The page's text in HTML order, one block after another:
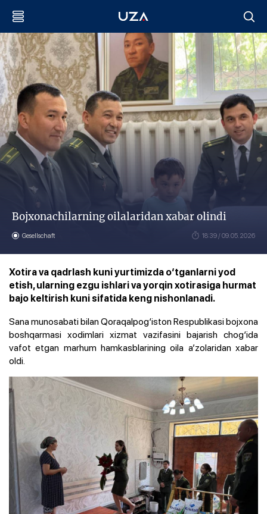
Bojxonachilarning oilalaridan xabar olindi
Gesellschaft 18:39 / 09.05.2026
Xotira va qadrlash kuni yurtimizda o‘tganlarni yod
etish, ularning ezgu ishlari va yorqin xotirasiga hurmat
bajo keltirish kuni sifatida keng nishonlanadi.
Sana munosabati bilan Qoraqalpog‘iston Respublikasi bojxona
boshqarmasi xodimlari xizmat vazifasini bajarish chog‘ida
vafot etgan marhum hamkasblarining oila a’zolaridan xabar
oldi.